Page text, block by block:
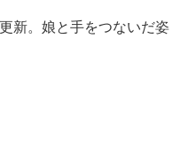
新。娘と手をつないだ姿